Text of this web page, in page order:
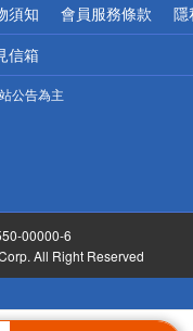
須知 會員服務條款 隱
信箱
公告為主
00000-6
All Right Reserved